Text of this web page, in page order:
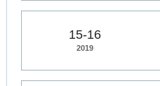
15-16
2019